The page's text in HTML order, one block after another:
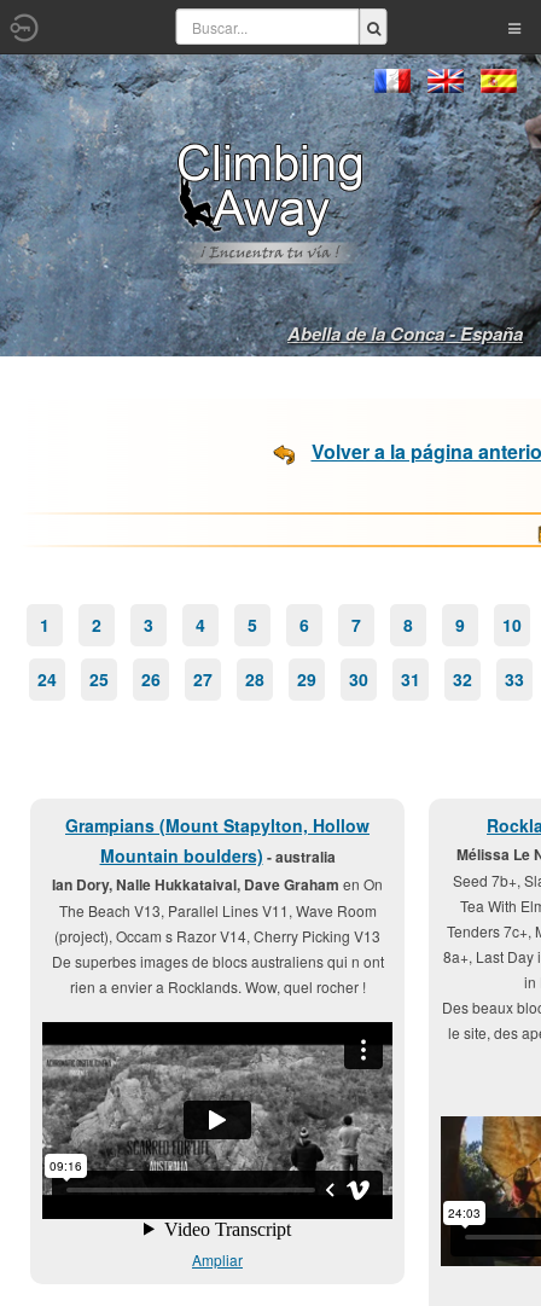
Abella de la Conca - España
Volver a la página
1 2 3 4 5 6 7 8 9 10
24 25 26 27 28 29 30 31 32 33
Grampians (Mount Stapylton, Hollow
Mountain boulders) - australia
Ian Dory, Nalle Hukkataival, Dave Graham en On
The Beach V13, Parallel Lines V11, Wave Room
(project), Occam s Razor V14, Cherry Picking V13
De superbes images de blocs australiens qui n ont
rien a envier a Rocklands. Wow, quel rocher !
Ampliar
Mélissa Le
Seed 7b+,
Tea With
Tenders 7c+,
8a+, Last Day
in
Des beaux
le site, des